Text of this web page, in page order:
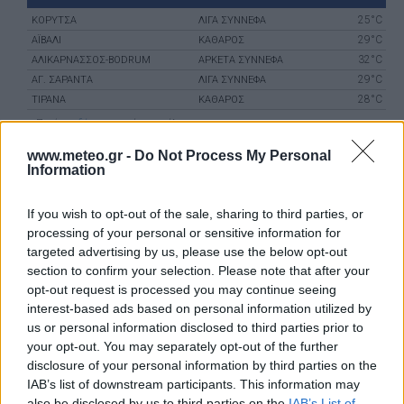
www.meteo.gr - Do Not Process My Personal
Information
If you wish to opt-out of the sale, sharing to third parties, or
processing of your personal or sensitive information for
targeted advertising by us, please use the below opt-out
section to confirm your selection. Please note that after your
opt-out request is processed you may continue seeing
interest-based ads based on personal information utilized by
us or personal information disclosed to third parties prior to
your opt-out. You may separately opt-out of the further
disclosure of your personal information by third parties on the
IAB’s list of downstream participants. This information may
ΚΟΡΥΤΣΆ ΛΙΓΑ ΣΥΝΝΕΦΑ 25°C
ΑΪΒΑΛΊ ΚΑΘΑΡΟΣ 29°C
ΑΛΙΚΑΡΝΑΣΣΌΣ-BODRUM ΑΡΚΕΤΑ ΣΥΝΝΕΦΑ 32°C
ΑΓ. ΣΑΡΆΝΤΑ ΛΙΓΑ ΣΥΝΝΕΦΑ 29°C
ΤΊΡΑΝΑ ΚΑΘΑΡΟΣ 28°C
Πατήστεεδώγια περισσότερες πόλεις
Σελήνη: 25 ημερών
Φάση: Παλαιός Μηνίσκος
Παρασκευή, 28 Αυγούστου 2026
Αστρονομικό ημερολόγιο